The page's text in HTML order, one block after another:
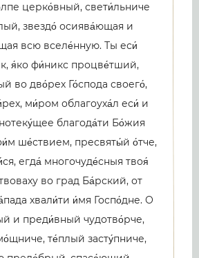
церко́вный, свети́льниче
звездо́ осиява́ющая и
всю вселе́нную. Ты еси́
я́ко фи́никс процве́тший,
во дво́рех Го́спода своего́,
ми́ром облагоуха́л еси́ и
благода́ти Бо́жия
ше́ствием, пресвяты́й о́тче,
егда́ многочуде́сныя твоя́
во град Ба́рский, от
хвали́ти и́мя Госпо́дне. О
и преди́вный чудотво́рче,
те́плый засту́пниче,